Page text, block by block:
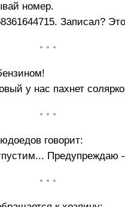
номер.
Записал?
• • •
у нас пахнет
• • •
говорит:
Предупреждаю
• • •